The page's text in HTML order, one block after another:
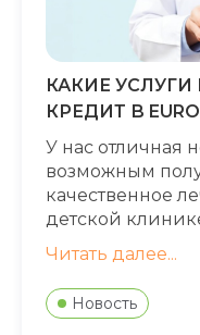
КАКИЕ
КРЕДИТ В
У нас отличная
возможным
качественное
детской
Читать далее...
Новость